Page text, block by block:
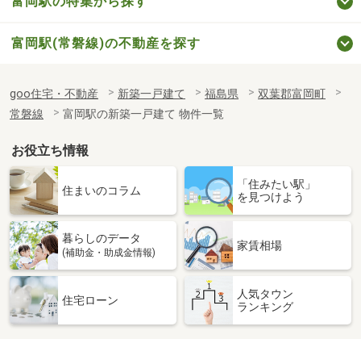
富岡駅(常磐線)の不動産を探す
goo住宅・不動産 新築一戸建て 福島県
双葉郡富岡町
常磐線
富岡駅の新築一戸建て 物件一覧
お役立ち情報
住まいのコラム
「住みたい駅」
を見つけよう
暮らしのデータ
(補助金・助成金情報)
家賃相場
住宅ローン
人気タウン
ランキング